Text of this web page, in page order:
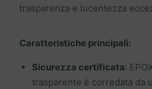
trasparenza e lucentezza
Caratteristiche principali:
Sicurezza certificata:
trasparente è corredata da